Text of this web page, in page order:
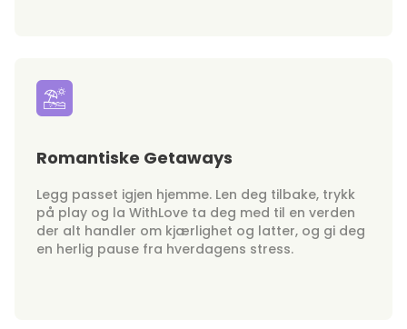
Romantiske Getaways
Legg passet igjen hjemme. Len deg tilbake, trykk
på play og la WithLove ta deg med til en verden
der alt handler om kjærlighet og latter, og gi deg
en herlig pause fra hverdagens stress.